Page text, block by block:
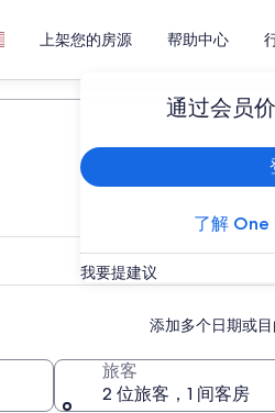
上架您的房源 帮助中心
通过会员
了解 One
我要提建议
添加多个日期或
旅客
2 位旅客，1 间客房